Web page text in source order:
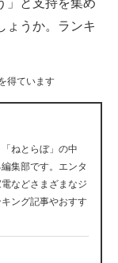
」と支持を集め
ょうか。ランキ
得ています
ねとらぼ」の中
集部です。エンタ
などさまざまなジ
ング記事やおすす